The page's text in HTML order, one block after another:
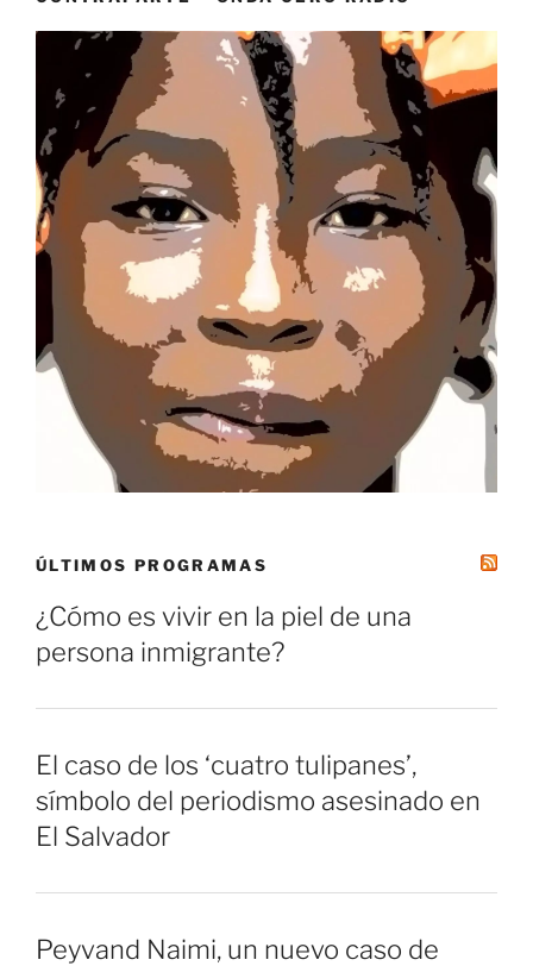
ÚLTIMOS PROGRAMAS
¿Cómo es vivir en la piel de una
persona inmigrante?
El caso de los ‘cuatro tulipanes’,
símbolo del periodismo asesinado en
El Salvador
Peyvand Naimi, un nuevo caso de